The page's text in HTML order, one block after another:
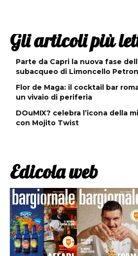
Gli articoli più
Parte da Capri la nuova fase
subacqueo di Limoncello
Flor de Maga: il cocktail bar
un vivaio di periferia
DOuMIX? celebra l’icona della
con Mojito Twist
Edicola web